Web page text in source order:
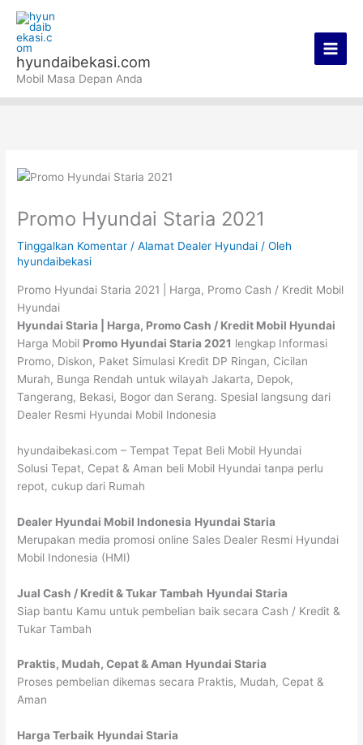
konten
hyundaibekasi.com
Mobil Masa Depan Anda
Promo Hyundai Staria 2021
Tinggalkan Komentar /Alamat Dealer Hyundai / Oleh
hyundaibekasi
Promo Hyundai Staria 2021 | Harga, Promo Cash / Kredit Mobil
Hyundai
Hyundai Staria | Harga, Promo Cash / Kredit Mobil Hyundai
Harga Mobil Promo Hyundai Staria 2021 lengkap Informasi
Promo, Diskon, Paket Simulasi Kredit DP Ringan, Cicilan
Murah, Bunga Rendah untuk wilayah Jakarta, Depok,
Tangerang, Bekasi, Bogor dan Serang. Spesial langsung dari
Dealer Resmi Hyundai Mobil Indonesia
hyundaibekasi.com – Tempat Tepat Beli Mobil Hyundai
Solusi Tepat, Cepat & Aman beli Mobil Hyundai tanpa perlu
repot, cukup dari Rumah
Dealer Hyundai Mobil Indonesia Hyundai Staria
Merupakan media promosi online Sales Dealer Resmi Hyundai
Mobil Indonesia (HMI)
Jual Cash / Kredit & Tukar Tambah Hyundai Staria
Siap bantu Kamu untuk pembelian baik secara Cash / Kredit &
Tukar Tambah
Praktis, Mudah, Cepat & Aman Hyundai Staria
Proses pembelian dikemas secara Praktis, Mudah, Cepat &
Aman
Harga Terbaik Hyundai Staria